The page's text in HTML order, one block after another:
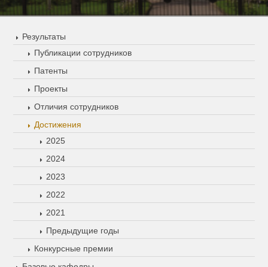
Результаты
Публикации сотрудников
Патенты
Проекты
Отличия сотрудников
Достижения
2025
2024
2023
2022
2021
Предыдущие годы
Конкурсные премии